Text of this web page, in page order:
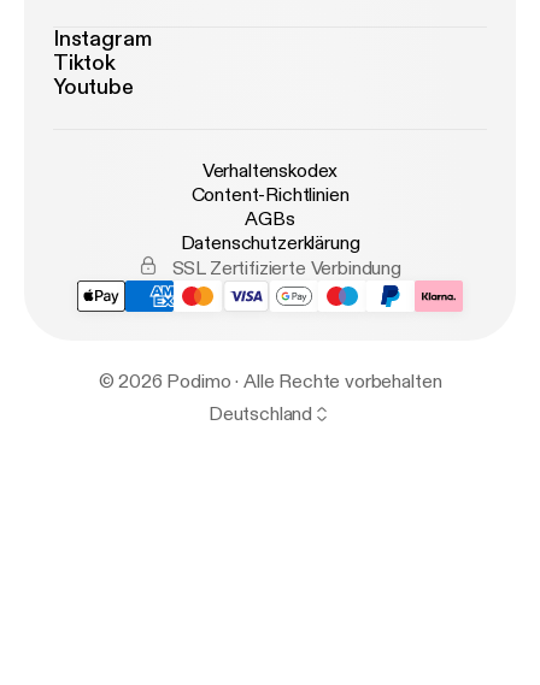
Instagram
Tiktok
Youtube
Verhaltenskodex
Content-Richtlinien
AGBs
Datenschutzerklärung
SSL Zertifizierte Verbindung
© 2026 Podimo · Alle Rechte vorbehalten
Deutschland